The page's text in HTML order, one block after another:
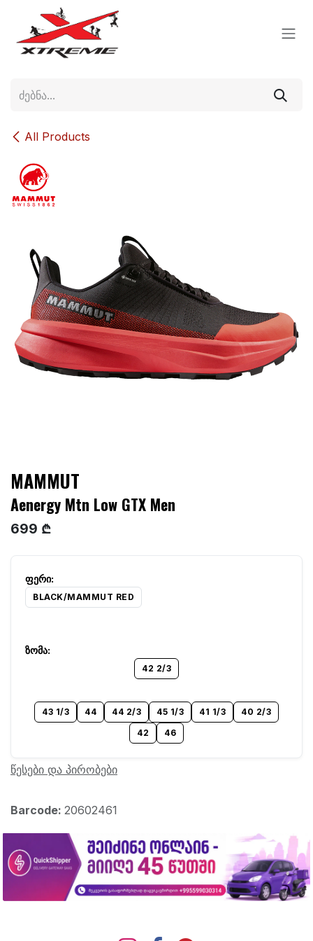
Skip to Content
All Products
MAMMUT
Aenergy Mtn Low GTX Men
699 ₾
BLACK/MAMMUT RED
42 2/3
43 1/3 44 44 2/3 45 1/3 41 1/3
40 2/3
42
46
წესები და პირობები
Barcode: 20602461